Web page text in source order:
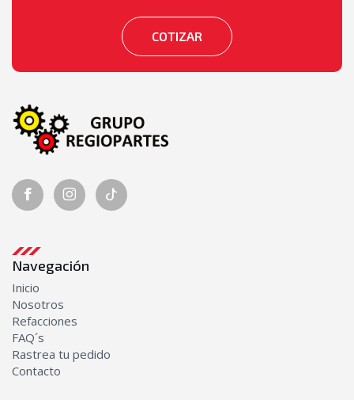
Transmisiones completas
COTIZAR
Navegación
Inicio
Nosotros
Refacciones
FAQ´s
Rastrea tu pedido
Contacto